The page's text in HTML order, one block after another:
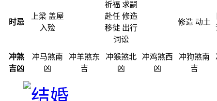
时忌
上梁 盖屋
入殓
祈福 求嗣
赴任 修造
移徙 出行
词讼
修造 动土
冲煞 冲马煞南 冲羊煞东 冲猴煞北 冲鸡煞西 冲狗煞南
吉凶
凶 吉 凶 凶 吉